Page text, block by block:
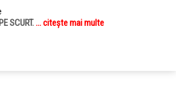
SCURT. ... citește mai multe